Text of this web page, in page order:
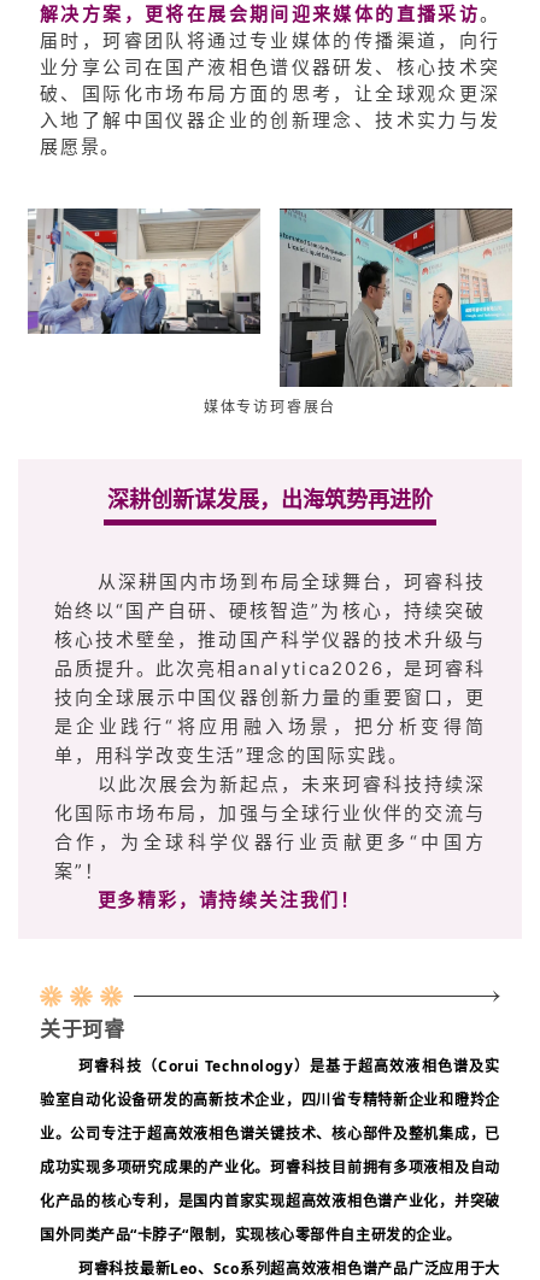
解决方案，更将在展会期间迎来媒体的直播采访。
届时，珂睿团队将通过专业媒体的传播渠道，向行
业分享公司在国产液相色谱仪器研发、核心技术突
破、国际化市场布局方面的思考，让全球观众更深
入地了解中国仪器企业的创新理念、技术实力与发
展愿景。
媒体专访珂睿展台
深耕创新谋发展，出海筑势再进阶
从深耕国内市场到布局全球舞台，珂睿科技
始终以“国产自研、硬核智造”为核心，持续突破
核心技术壁垒，推动国产科学仪器的技术升级与
品质提升。此次亮相analytica2026，是珂睿科
技向全球展示中国仪器创新力量的重要窗口，更
是企业践行“将应用融入场景，把分析变得简
单，用科学改变生活”理念的国际实践。
以此次展会为新起点，未来珂睿科技持续深
化国际市场布局，加强与全球行业伙伴的交流与
合作，为全球科学仪器行业贡献更多“中国方
案”！
更多精彩，请持续关注我们！
关于珂睿
珂睿科技（Corui Technology）是基于超高效液相色谱及实
验室自动化设备研发的高新技术企业，四川省专精特新企业和瞪羚企
业。公司专注于超高效液相色谱关键技术、核心部件及整机集成，已
成功实现多项研究成果的产业化。珂睿科技目前拥有多项液相及自动
化产品的核心专利，是国内首家实现超高效液相色谱产业化，并突破
国外同类产品“卡脖子“限制，实现核心零部件自主研发的企业。
珂睿科技最新Leo、 Sco系列超高效液相色谱产品广泛应用于大